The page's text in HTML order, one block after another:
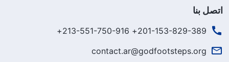
اتصل بنا
201-153-829-389+ 213-551-750-916+
contact.ar@godfootsteps.org